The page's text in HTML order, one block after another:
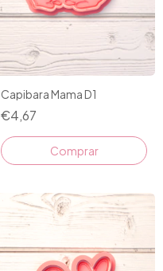
Capibara Mama D1
€4,67
Comprar